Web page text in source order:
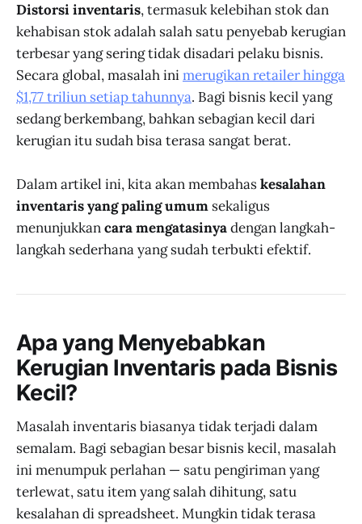
Distorsi inventaris, termasuk kelebihan stok dan
kehabisan stok adalah salah satu penyebab kerugian
terbesar yang sering tidak disadari pelaku bisnis.
Secara global, masalah inimerugikan retailer hingga
$1,77 triliun setiap tahunnya. Bagi bisnis kecil yang
sedang berkembang, bahkan sebagian kecil dari
kerugian itu sudah bisa terasa sangat berat.
Dalam artikel ini, kita akan membahaskesalahan
inventaris yang paling umum sekaligus
menunjukkancara mengatasinyadengan langkah-
langkah sederhana yang sudah terbukti efektif.
Apa yang Menyebabkan
Kerugian Inventaris pada Bisnis
Kecil?
Masalah inventaris biasanya tidak terjadi dalam
semalam. Bagi sebagian besar bisnis kecil, masalah
ini menumpuk perlahan — satu pengiriman yang
terlewat, satu item yang salah dihitung, satu
kesalahan di spreadsheet. Mungkin tidak terasa